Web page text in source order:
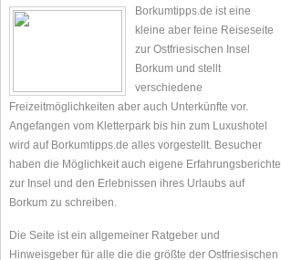
Borkumtipps.de ist eine
kleine aber feine Reiseseite
zur Ostfriesischen Insel
Borkum und stellt
verschiedene
Freizeitmöglichkeiten aber auch Unterkünfte vor.
Angefangen vom Kletterpark bis hin zum Luxushotel
wird auf Borkumtipps.de alles vorgestellt. Besucher
haben die Möglichkeit auch eigene Erfahrungsberichte
zur Insel und den Erlebnissen ihres Urlaubs auf
Borkum zu schreiben.
Die Seite ist ein allgemeiner Ratgeber und
Hinweisgeber für alle die die größte der Ostfriesischen